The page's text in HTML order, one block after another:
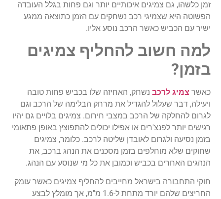
זמן כלשהו, גם צמיגים איכותיים יותר וגם פחות בגלל העובדה
הפשוטה היא שצמיגי רכב נשחקים עם הזמן כתוצאה ממגע
ישיר עם הכביש כאשר הרכב נוסע אליו.
למה חשוב להחליף צמיגים
בזמן?
כאשר צמיג לרכב נשחק, האחיזה שלו בכביש פחות טובה
ויעילה, דבר שעלול להגדיל את מרחק הבלימה של הרכב וגם
לגרום להחלקה של הרכב במצבי חירום. צמיגים בלויים גם יהיו
רגישים יותר לפנצ'רים או אפילו יכולים להתפוצץ באופן פתאומי
בזמן נסיעה ולגרום לאובדן שליטה לרכב. כלומר, צמיגים
שחוקים שלא מוחלפים בזמן מסכנים את הנהג ברכב, את
הנהגים האחרים בכביש וכמובן את כל מי שנוסע עם הנהג.
חוקי התחבורה בישראל מחייבים להחליף צמיגים כאשר עומק
החריצים שלהם יורד מתחת ל-1.6 מ"מ, אך מומלץ לבצע